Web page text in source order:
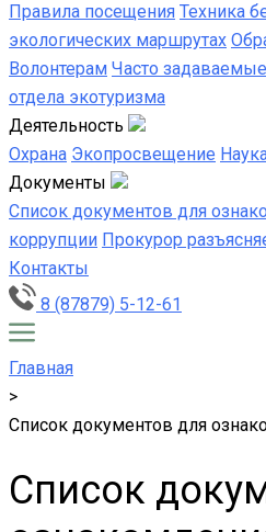
Правила посещения Техника
экологических маршрутах
Волонтерам Часто
отдела экотуризма
Деятельность
Охрана Экопросвещение
Документы
Список документов для
коррупции Прокурор
Контакты
8 (87879) 5-12-61
Главная
>
Список документов для
Список